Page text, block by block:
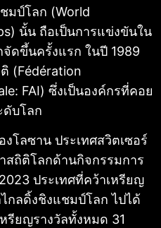
มป์โลก (World
นั้น ถือเป็นการแข่งขันใน
ดขึ้นครั้งแรก ในปี 1989
(Fédération
FAI) ซึ่งเป็นองค์กรที่คอย
ดับโลก
โลซาน ประเทศสวิตเซอร์
สถิติโลกด้านกิจกรรมการ
ประเทศที่คว้าเหรียญ
กลดิ้งชิงแชมป์โลก ไปได้
รียญรางวัลทั้งหมด 31